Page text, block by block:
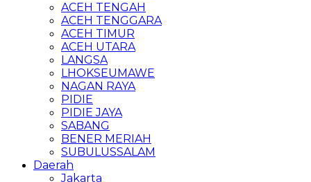
ACEH TENGAH
ACEH TENGGARA
ACEH TIMUR
ACEH UTARA
LANGSA
LHOKSEUMAWE
NAGAN RAYA
PIDIE
PIDIE JAYA
SABANG
BENER MERIAH
SUBULUSSALAM
Daerah
Jakarta